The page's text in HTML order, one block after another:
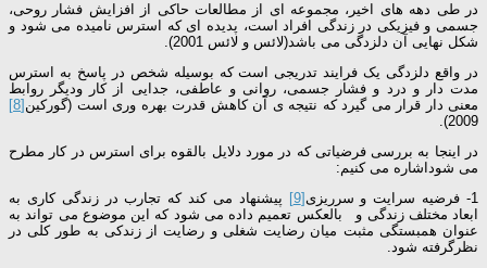
در طی دهه های اخیر، مجموعه ای از مطالعات حاکی از افزایش فشار روحی،
جسمی و فیزیکی در زندگی افراد است، پدیده ای که استرس نامیده می شود و
شکل نهایی آن دلزدگی می باشد(لائس و لائس 2001).
در واقع دلزدگی یک فرایند تدریجی است که بوسیله شخص در پاسخ به استرس
مدت دار و درد و فشار جسمی، روانی و عاطفی، جدایی از کار ودیگر روابط
معنی دار قرار می گیرد که نتیجه ی آن کاهش قدرت بهره وری است (گورکین [8]
2009).
در اینجا به بررسی فرضیاتی که در مورد دلایل بالقوه برای استرس در کار مطرح
می شوداشاره می کنیم:
1- فرضیه سرایت و سرریزی
[9]
پیشنهاد می کند که تجارب در زندگی کاری به
ابعاد مختلف زندگی و بالعکس تعمیم داده می شود که این موضوع می تواند به
عنوان همبستگی مثبت میان رضایت شغلی و رضایت از زندکی به طور کلی در
نظرگرفته شود.